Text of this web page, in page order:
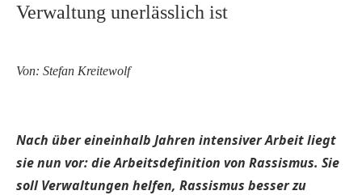
Verwaltung unerlässlich ist
Von: Stefan Kreitewolf
Nach über eineinhalb Jahren intensiver Arbeit liegt
sie nun vor: die Arbeitsdefinition von Rassismus. Sie
soll Verwaltungen helfen, Rassismus besser zu